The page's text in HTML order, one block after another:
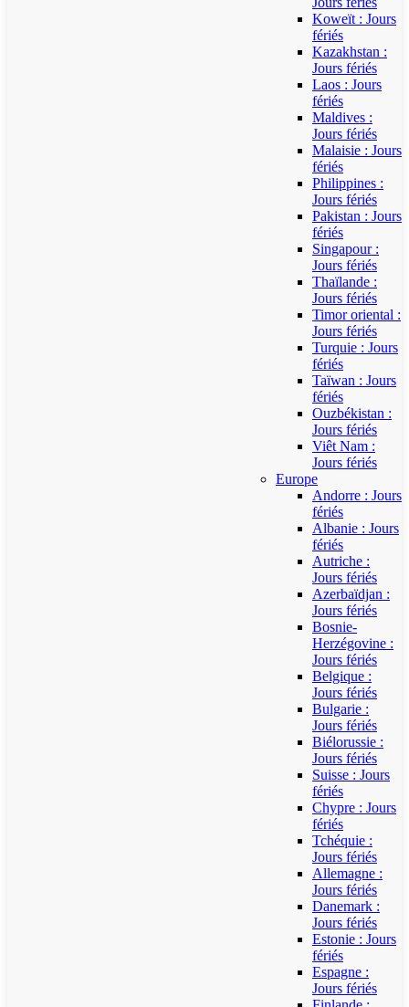
Koweït : Jours
fériés
Kazakhstan :
Jours fériés
Laos : Jours
fériés
Maldives :
Jours fériés
Malaisie : Jours
fériés
Philippines :
Jours fériés
Pakistan : Jours
fériés
Singapour :
Jours fériés
Thaïlande :
Jours fériés
Timor oriental :
Jours fériés
Turquie : Jours
fériés
Taïwan : Jours
fériés
Ouzbékistan :
Jours fériés
Viêt Nam :
Jours fériés
Europe
Andorre : Jours
fériés
Albanie : Jours
fériés
Autriche :
Jours fériés
Azerbaïdjan :
Jours fériés
Bosnie-
Herzégovine :
Jours fériés
Belgique :
Jours fériés
Bulgarie :
Jours fériés
Biélorussie :
Jours fériés
Suisse : Jours
fériés
Chypre : Jours
fériés
Tchéquie :
Jours fériés
Allemagne :
Jours fériés
Danemark :
Jours fériés
Estonie : Jours
fériés
Espagne :
Jours fériés